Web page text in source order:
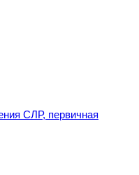
СЛР, первичная